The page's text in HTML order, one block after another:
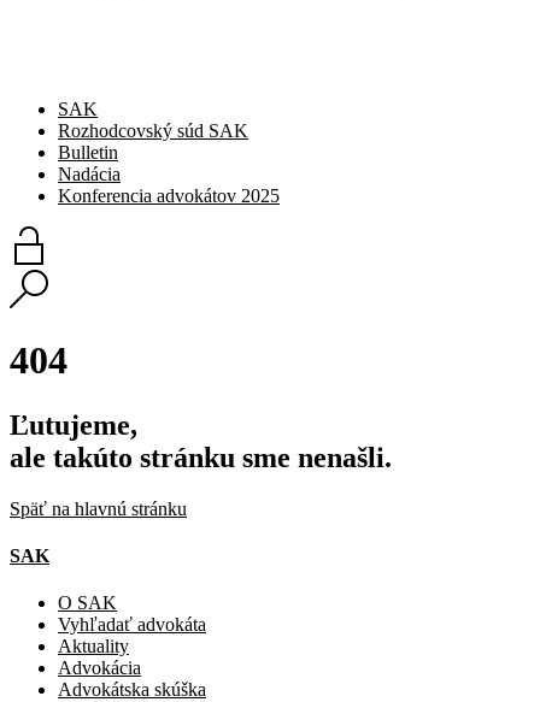
SAK
Rozhodcovský súd SAK
Bulletin
Nadácia
Konferencia advokátov 2025
404
Ľutujeme,
ale takúto stránku sme nenašli.
Späť na hlavnú stránku
SAK
O SAK
Vyhľadať advokáta
Aktuality
Advokácia
Advokátska skúška